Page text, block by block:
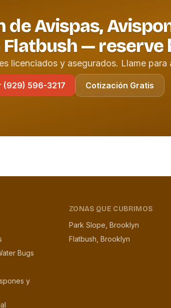
de Avispas,
Flatbush — reserve
licenciados y asegurados. Llame para
(929) 596-3217 Cotización Gratis
Bugs
y
ZONAS QUE CUBRIMOS
Park Slope, Brooklyn
Flatbush, Brooklyn